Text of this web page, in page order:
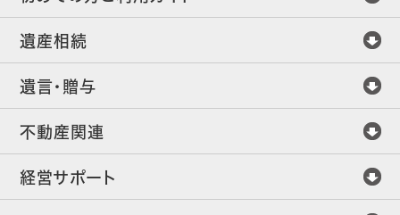
遺産相続
遺言・贈与
不動産関連
経営サポート